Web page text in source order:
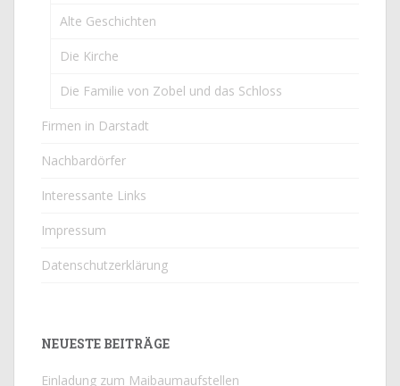
Alte Geschichten
Die Kirche
Die Familie von Zobel und das Schloss
Firmen in Darstadt
Nachbardörfer
Interessante Links
Impressum
Datenschutzerklärung
NEUESTE BEITRÄGE
Einladung zum Maibaumaufstellen